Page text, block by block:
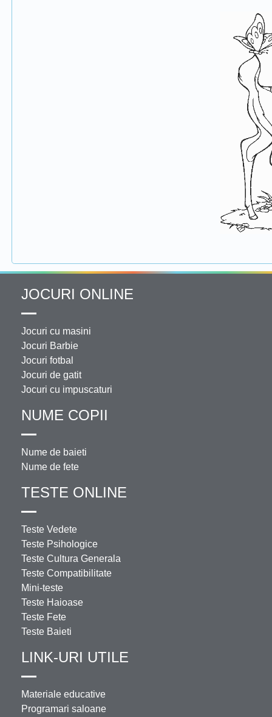
JOCURI ONLINE
Jocuri cu masini
Jocuri Barbie
Jocuri fotbal
Jocuri de gatit
Jocuri cu impuscaturi
NUME COPII
Nume de baieti
Nume de fete
TESTE ONLINE
Teste Vedete
Teste Psihologice
Teste Cultura Generala
Teste Compatibilitate
Mini-teste
Teste Haioase
Teste Fete
Teste Baieti
LINK-URI UTILE
Materiale educative
Programari saloane